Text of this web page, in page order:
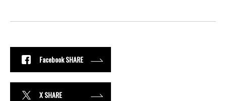
Facebook SHARE
X SHARE